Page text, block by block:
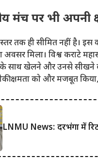
मंच पर भी अपनी
स्तर तक ही सीमित नहीं है।
अवसर मिला। विश्व कराटे
के साथ खेलने और उनसे
क्षमता को और मजबूत किया,
LNMU News: दरभंगा में